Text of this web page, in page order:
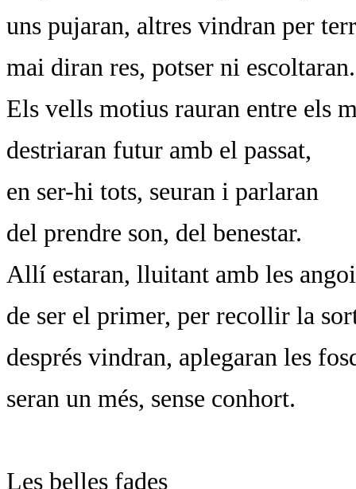
uns pujaran, altres vindran per
mai diran res, potser ni escoltaran.
Els vells motius rauran entre els
destriaran futur amb el passat,
en ser-hi tots, seuran i parlaran
del prendre son, del benestar.
Allí estaran, lluitant amb les
de ser el primer, per recollir la
després vindran, aplegaran les
seran un més, sense conhort.
Les belles fades